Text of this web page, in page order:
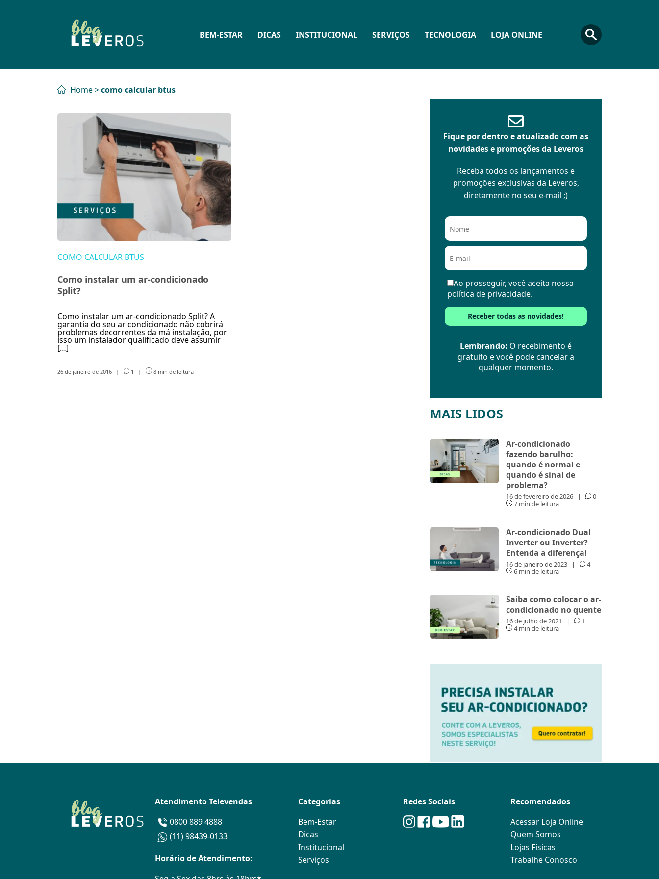
BEM-ESTAR DICAS INSTITUCIONAL SERVIÇOS TECNOLOGIA LOJA ONLINE
Home>como calcular btus
COMO CALCULAR BTUS
Como instalar um ar-condicionado
Split?
Como instalar um ar-condicionado Split? A
garantia do seu ar condicionado não cobrirá
problemas decorrentes da má instalação, por
isso um instalador qualificado deve assumir
[…]
26 de janeiro de 2016 | 1 | 8 min de leitura
Fique por dentro e atualizado com as
novidades e promoções da Leveros
Receba todos os lançamentos e
promoções exclusivas da Leveros,
diretamente no seu e-mail ;)
Ao prosseguir, você aceita nossa
política de privacidade.
Lembrando: O recebimento é
gratuito e você pode cancelar a
qualquer momento.
MAIS LIDOS
Ar-condicionado
fazendo barulho:
quando é normal e
quando é sinal de
problema?
16 de fevereiro de 2026 |
0
7 min de leitura
Ar-condicionado Dual
Inverter ou Inverter?
Entenda a diferença!
16 de janeiro de 2023 |
4
6 min de leitura
Saiba como colocar o ar-
condicionado no quente
16 de julho de 2021 |
1
4 min de leitura
Atendimento Televendas
0800 889 4888
(11) 98439-0133
Horário de Atendimento:
Categorias
Bem-Estar
Dicas
Institucional
Serviços
Redes Sociais
Recomendados
Acessar Loja Online
Quem Somos
Lojas Físicas
Trabalhe Conosco